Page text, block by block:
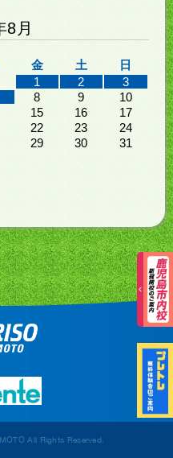
8月
金 土
日
1
2
3
8 9
10
15 16
17
22 23
24
29 30 31
All Rights Reserved.